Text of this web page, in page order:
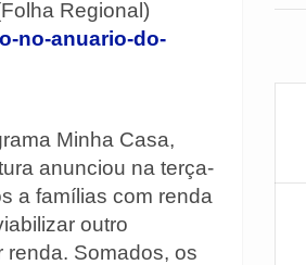
Regional)
no-anuario-do-
Minha Casa,
anunciou na terça-
a famílias com renda
outro
Somados, os